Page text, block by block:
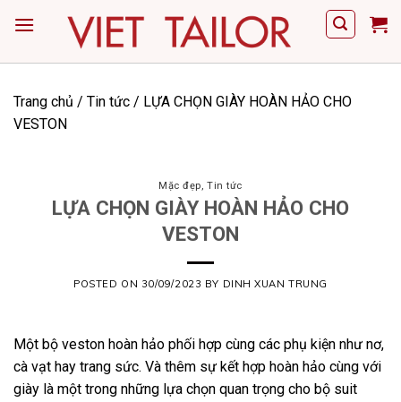
Trang chủ / Tin tức / LỰA CHỌN GIÀY HOÀN HẢO CHO
VESTON
Mặc đẹp,Tin tức
LỰA CHỌN GIÀY HOÀN HẢO CHO
VESTON
POSTED ON 30/09/2023 BY DINH XUAN TRUNG
Một bộ veston hoàn hảo phối hợp cùng các phụ kiện như nơ,
cà vạt hay trang sức. Và thêm sự kết hợp hoàn hảo cùng với
giày là một trong những lựa chọn quan trọng cho bộ suit